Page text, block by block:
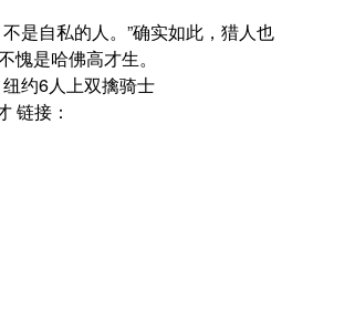
是自私的人。”确实如此，猎人也
是哈佛高才生。
约6人上双擒骑士
链接：